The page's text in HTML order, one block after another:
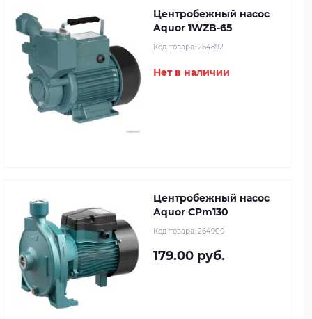
Центробежный насос
Aquor 1WZB-65
Код товара: 264892
Нет в наличии
Центробежный насос
Aquor CPm130
Код товара: 264900
179.00 руб.